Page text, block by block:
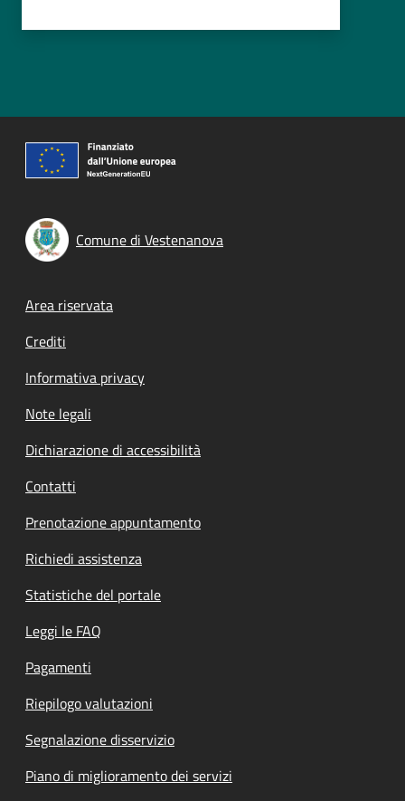
Comune di Vestenanova
Footer menu
Area riservata
Crediti
Informativa privacy
Note legali
Dichiarazione di accessibilità
Contatti
Prenotazione appuntamento
Richiedi assistenza
Statistiche del portale
Leggi le FAQ
Pagamenti
Riepilogo valutazioni
Segnalazione disservizio
Piano di miglioramento dei servizi